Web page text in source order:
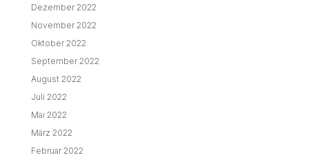
Dezember 2022
November 2022
Oktober 2022
September 2022
August 2022
Juli 2022
Mai 2022
März 2022
Februar 2022